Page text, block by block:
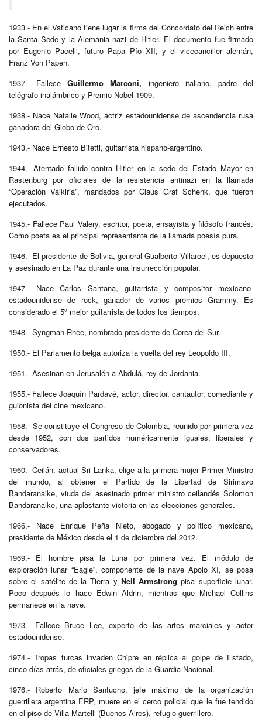
1933.- En el Vaticano tiene lugar la firma del Concordato del Reich entre
la Santa Sede y la Alemania nazi de Hitler. El documento fue firmado
por Eugenio Pacelli, futuro Papa Pío XII, y el vicecanciller alemán,
Franz Von Papen.
1937.- FalleceGuillermo Marconi, ingeniero italiano, padre del
telégrafo inalámbrico y Premio Nobel 1909.
1938.- Nace Natalie Wood, actriz estadounidense de ascendencia rusa
ganadora del Globo de Oro.
1943.- Nace Ernesto Bitetti, guitarrista hispano-argentino.
1944.- Atentado fallido contra Hitler en la sede del Estado Mayor en
Rastenburg por oficiales de la resistencia antinazi en la llamada
“Operación Valkiria”, mandados por Claus Graf Schenk, que fueron
ejecutados.
1945.- Fallece Paul Valery, escritor, poeta, ensayista y filósofo francés.
Como poeta es el principal representante de la llamada poesía pura.
1946.- El presidente de Bolivia, general Gualberto Villaroel, es depuesto
y asesinado en La Paz durante una insurrección popular.
1947.- Nace Carlos Santana, guitarrista y compositor mexicano-
estadounidense de rock, ganador de varios premios Grammy. Es
considerado el 5º mejor guitarrista de todos los tiempos,
1948.- Syngman Rhee, nombrado presidente de Corea del Sur.
1950.- El Parlamento belga autoriza la vuelta del rey Leopoldo III.
1951.- Asesinan en Jerusalén a Abdulá, rey de Jordania.
1955.- Fallece Joaquín Pardavé, actor, director, cantautor, comediante y
guionista del cine mexicano.
1958.- Se constituye el Congreso de Colombia, reunido por primera vez
desde 1952, con dos partidos numéricamente iguales: liberales y
conservadores.
1960.- Ceilán, actual Sri Lanka, elige a la primera mujer Primer Ministro
del mundo, al obtener el Partido de la Libertad de Sirimavo
Bandaranaike, viuda del asesinado primer ministro ceilandés Solomon
Bandaranaike, una aplastante victoria en las elecciones generales.
1966.- Nace Enrique Peña Nieto, abogado y político mexicano,
presidente de México desde el 1 de diciembre del 2012.
1969.- El hombre pisa la Luna por primera vez. El módulo de
exploración lunar “Eagle”, componente de la nave Apolo XI, se posa
sobre el satélite de la Tierra y Neil Armstrong pisa superficie lunar.
Poco después lo hace Edwin Aldrin, mientras que Michael Collins
permanece en la nave.
1973.- Fallece Bruce Lee, experto de las artes marciales y actor
estadounidense.
1974.- Tropas turcas invaden Chipre en réplica al golpe de Estado,
cinco días atrás, de oficiales griegos de la Guardia Nacional.
1976.- Roberto Mario Santucho, jefe máximo de la organización
guerrillera argentina ERP, muere en el cerco policial que le fue tendido
en el piso de Villa Martelli (Buenos Aires), refugio guerrillero.